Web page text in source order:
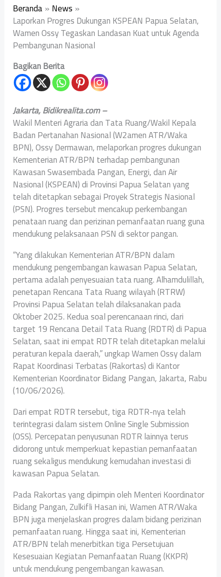
Beranda News
Laporkan Progres Dukungan KSPEAN Papua Selatan,
Wamen Ossy Tegaskan Landasan Kuat untuk Agenda
Pembangunan Nasional
Bagikan Berita
Jakarta, Bidikrealita.com –
Wakil Menteri Agraria dan Tata Ruang/Wakil Kepala
Badan Pertanahan Nasional (W2amen ATR/Waka
BPN), Ossy Dermawan, melaporkan progres dukungan
Kementerian ATR/BPN terhadap pembangunan
Kawasan Swasembada Pangan, Energi, dan Air
Nasional (KSPEAN) di Provinsi Papua Selatan yang
telah ditetapkan sebagai Proyek Strategis Nasional
(PSN). Progres tersebut mencakup perkembangan
penataan ruang dan perizinan pemanfaatan ruang guna
mendukung pelaksanaan PSN di sektor pangan.
“Yang dilakukan Kementerian ATR/BPN dalam
mendukung pengembangan kawasan Papua Selatan,
pertama adalah penyesuaian tata ruang. Alhamdulillah,
penetapan Rencana Tata Ruang wilayah (RTRW)
Provinsi Papua Selatan telah dilaksanakan pada
Oktober 2025. Kedua soal perencanaan rinci, dari
target 19 Rencana Detail Tata Ruang (RDTR) di Papua
Selatan, saat ini empat RDTR telah ditetapkan melalui
peraturan kepala daerah,” ungkap Wamen Ossy dalam
Rapat Koordinasi Terbatas (Rakortas) di Kantor
Kementerian Koordinator Bidang Pangan, Jakarta, Rabu
(10/06/2026).
Dari empat RDTR tersebut, tiga RDTR-nya telah
terintegrasi dalam sistem Online Single Submission
(OSS). Percepatan penyusunan RDTR lainnya terus
didorong untuk memperkuat kepastian pemanfaatan
ruang sekaligus mendukung kemudahan investasi di
kawasan Papua Selatan.
Pada Rakortas yang dipimpin oleh Menteri Koordinator
Bidang Pangan, Zulkifli Hasan ini, Wamen ATR/Waka
BPN juga menjelaskan progres dalam bidang perizinan
pemanfaatan ruang. Hingga saat ini, Kementerian
ATR/BPN telah menerbitkan tiga Persetujuan
Kesesuaian Kegiatan Pemanfaatan Ruang (KKPR)
untuk mendukung pengembangan kawasan.